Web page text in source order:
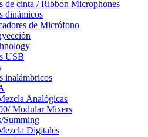
de cinta / Ribbon Microphones
dinámicos
de Micrófono
USB
inalámbricos
Analógicas
Modular Mixers
Summing
Digitales